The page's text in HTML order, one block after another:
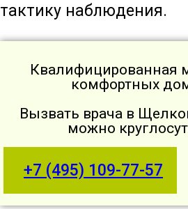
тактику наблюдения.
Квалифицированная
комфортных
Вызвать врача в
можно
+7 (495) 109-77-57